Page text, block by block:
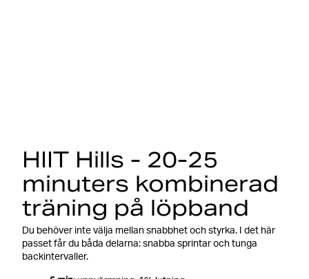
HIIT Hills - 20-25
minuters kombinerad
träning på löpband
Du behöver inte välja mellan snabbhet och styrka. I det här
passet får du båda delarna: snabba sprintar och tunga
backintervaller.